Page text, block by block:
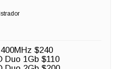
$240
Duo 1Gb $110